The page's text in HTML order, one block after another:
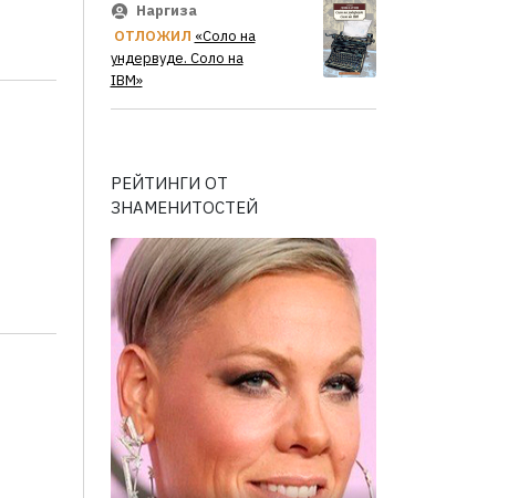
Наргиза
ОТЛОЖИЛ «Соло на
ундервуде. Соло на
IBM»
РЕЙТИНГИ ОТ
ЗНАМЕНИТОСТЕЙ